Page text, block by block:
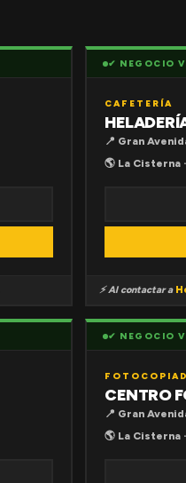
✔ NEGOCIO
CAFETERÍA
📍 Gran
🌎 La Cisterna
⚡ Al contactar a
✔ NEGOCIO
CENTRO
📍 Gran
🌎 La Cisterna